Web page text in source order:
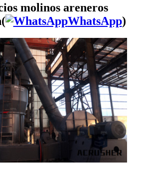
molinos areneros
WhatsApp)